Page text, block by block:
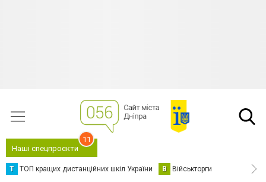
Наші спецпроєкти
11
Т ТОП кращих дистанційних шкіл України В Військторги